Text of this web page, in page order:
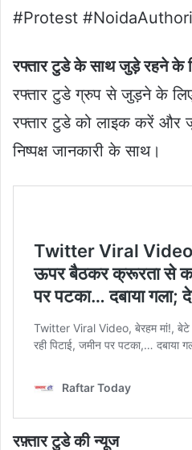
#Protest
रफ्तार टुडे के साथ जुड़े रहने के
रफ्तार टुडे ग्रुप से जुड़ने के
रफ्तार टुडे को लाइक करें और
निष्पक्ष जानकारी के साथ।
रफ़्तार टुडे की न्यूज